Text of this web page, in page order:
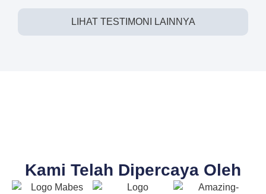
LIHAT TESTIMONI LAINNYA
Kami Telah Dipercaya Oleh